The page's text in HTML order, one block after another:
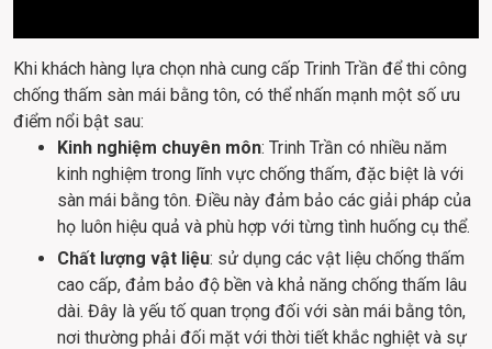
Khi khách hàng lựa chọn nhà cung cấp Trinh Trần để thi công
chống thấm sàn mái bằng tôn, có thể nhấn mạnh một số ưu
điểm nổi bật sau:
Kinh nghiệm chuyên môn: Trinh Trần có nhiều năm
kinh nghiệm trong lĩnh vực chống thấm, đặc biệt là với
sàn mái bằng tôn. Điều này đảm bảo các giải pháp của
họ luôn hiệu quả và phù hợp với từng tình huống cụ thể.
Chất lượng vật liệu: sử dụng các vật liệu chống thấm
cao cấp, đảm bảo độ bền và khả năng chống thấm lâu
dài. Đây là yếu tố quan trọng đối với sàn mái bằng tôn,
nơi thường phải đối mặt với thời tiết khắc nghiệt và sự